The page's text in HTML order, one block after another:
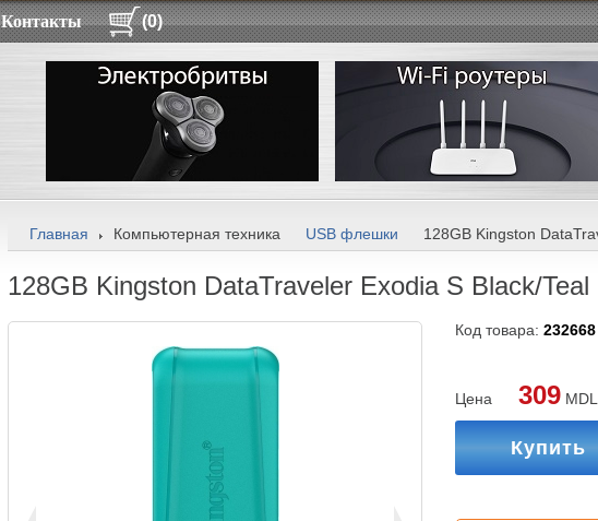
Контакты (0)
Главная Компьютерная техника USB флешки 128GB Kingston DataTraveler
128GB Kingston DataTraveler Exodia S Black/Teal
Код товара: 232668
Цена 309 MDL
Купить